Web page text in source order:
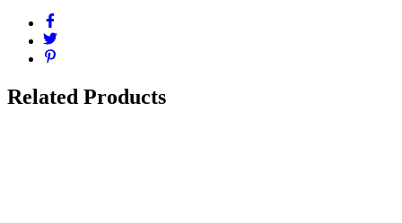
Related Products